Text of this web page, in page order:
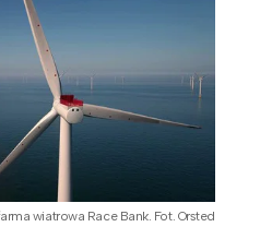
wiatrowa Race Bank. Fot. Orsted